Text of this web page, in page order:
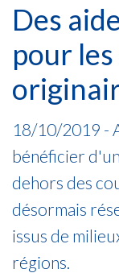
Des
pour
18/10/2019 -
bénéficier
dehors des
désormais
issus de
régions.